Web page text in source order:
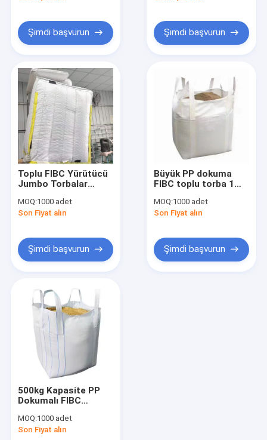
Teklif isteği
FIBC Jumbo Çantaları
FIBC Toplu Çanta
Dairesel FIBC torbası
FIBC kumaş
FIBC Kemeri
Yapay Çim Otları
Suni Çim
Suni Çim Mat
pp dokuma kumaş
PE Tarpaulin Kumaş
PP Dokuma Jeotekstil
Şimdi başvurun Şimdi başvurun
Toplu FIBC Yürütücü
Jumbo Torbalar
CE ISO Sertifikalı
MOQ:1000 adet
Son Fiyat alın
Şimdi başvurun
Büyük PP dokuma
FIBC toplu torba 1
katlanabilir Beyaz
Siyah Mavi
MOQ:1000 adet
Son Fiyat alın
Şimdi başvurun
500kg Kapasite PP
Dokumalı FIBC
Büyük Çapraz Köşe
Döngüsü
MOQ:1000 adet
Son Fiyat alın